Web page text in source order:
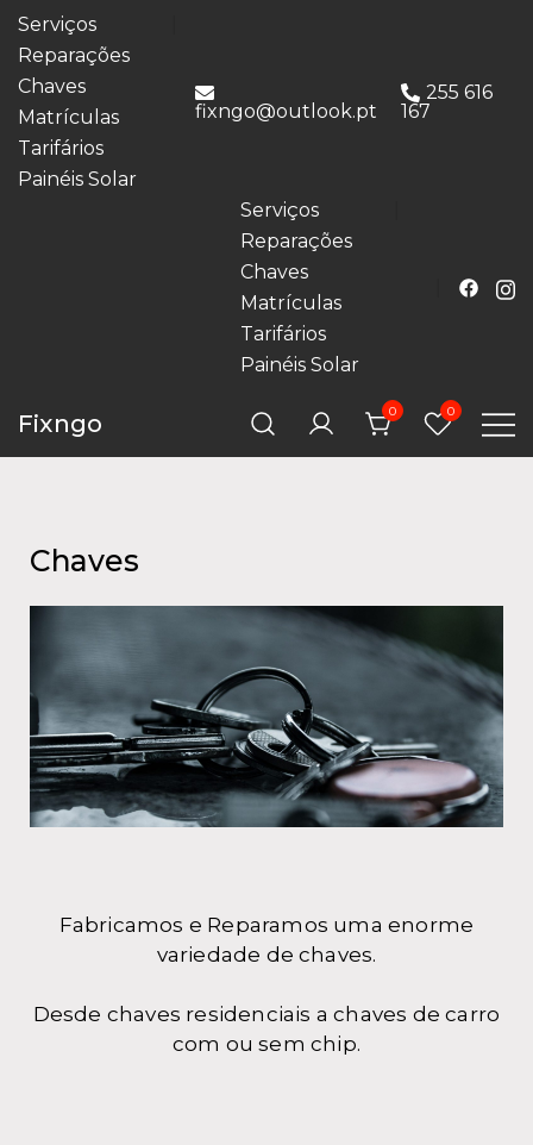
Serviços
Reparações
Chaves
Matrículas
Tarifários
Painéis Solar
fixngo@outlook.pt
255 616
167
Serviços
Reparações
Chaves
Matrículas
Tarifários
Painéis Solar
Fixngo 0 0
Chaves
Fabricamos e Reparamos uma enorme
variedade de chaves.
Desde chaves residenciais a chaves de carro
com ou sem chip.